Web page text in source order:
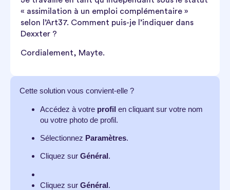
« assimilation à un emploi complémentaire »
selon l’Art37. Comment puis-je l’indiquer dans
Dexxter ?
Cordialement, Mayte.
Cette solution vous convient-elle ?
Accédez à votre profil en cliquant sur votre nom
ou votre photo de profil.
Sélectionnez Paramètres.
Cliquez sur Général.
Cliquez sur Général.